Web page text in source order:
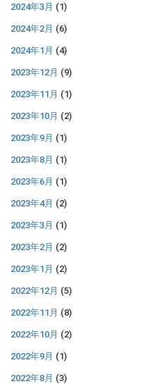
2024年3月 (1)
2024年2月 (6)
2024年1月 (4)
2023年12月 (9)
2023年11月 (1)
2023年10月 (2)
2023年9月 (1)
2023年8月 (1)
2023年6月 (1)
2023年4月 (2)
2023年3月 (1)
2023年2月 (2)
2023年1月 (2)
2022年12月 (5)
2022年11月 (8)
2022年10月 (2)
2022年9月 (1)
2022年8月 (3)